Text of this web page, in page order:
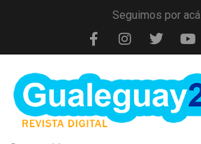
Seguimos por acá